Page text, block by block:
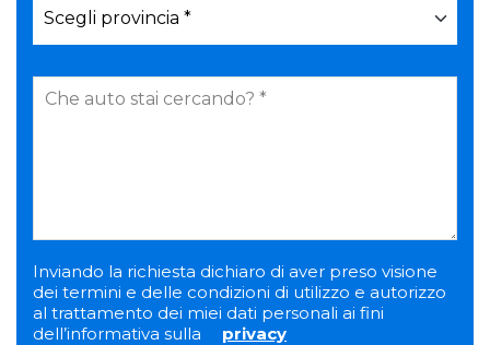
Inviando la richiesta dichiaro di aver preso visione
dei termini e delle condizioni di utilizzo e autorizzo
al trattamento dei miei dati personali ai fini
dell’informativa sulla
privacy